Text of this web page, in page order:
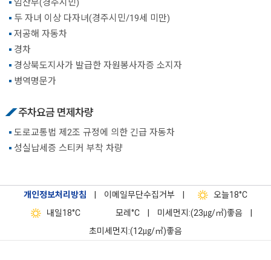
임산부(경주시민)
두 자녀 이상 다자녀(경주시민/19세 미만)
저공해 자동차
경차
경상북도지사가 발급한 자원봉사자증 소지자
병역명문가
주차요금 면제차량
도로교통법 제2조 규정에 의한 긴급 자동차
성실납세증 스티커 부착 차량
개인정보처리방침 이메일무단수집거부 오늘18°C
내일18°C 모레 °C 미세먼지:(23㎍/㎥)좋음
초미세먼지:(12㎍/㎥)좋음